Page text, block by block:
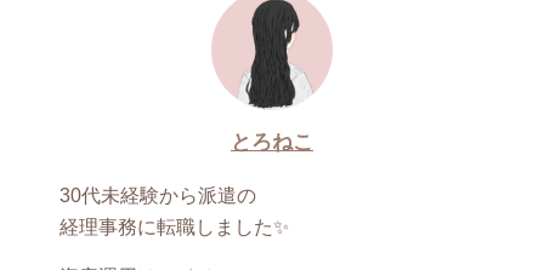
とろねこ
30代未経験から派遣の
経理事務に転職しました✨